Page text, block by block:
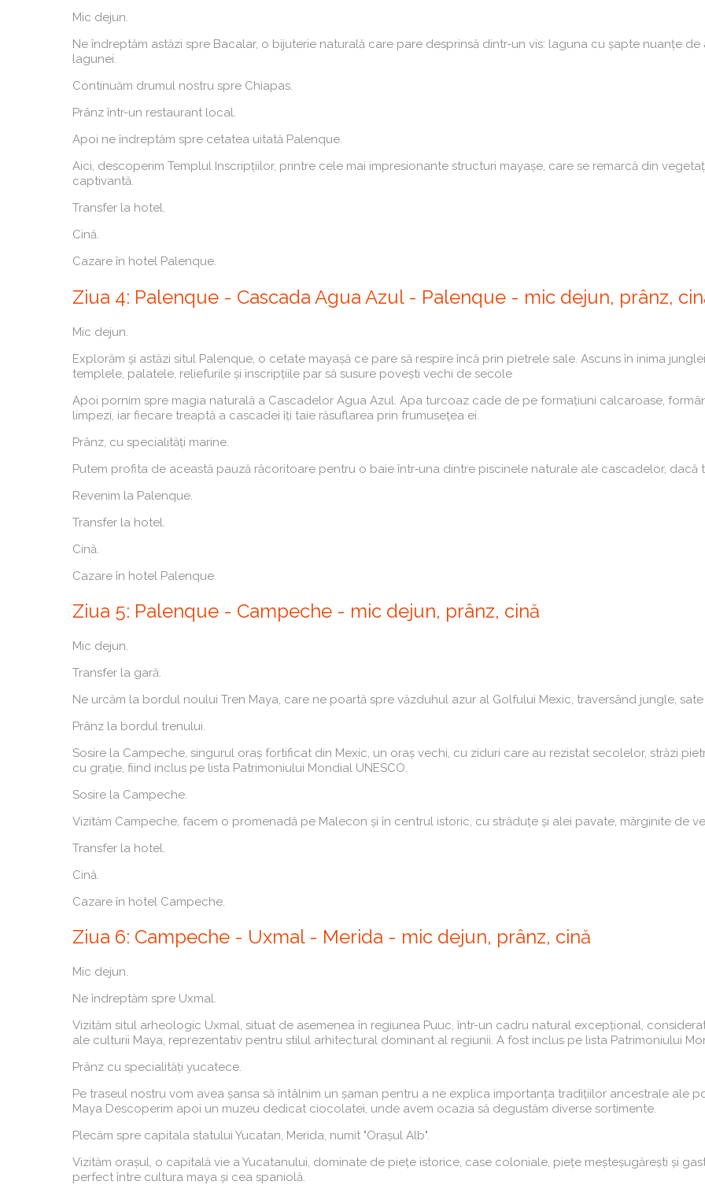
Mic dejun.
Ne îndreptăm astăzi spre Bacalar, o bijuterie naturală care pare desprinsă dintr-un vis: laguna cu șapte nuanțe
lagunei.
Continuăm drumul nostru spre Chiapas.
Prânz într-un restaurant local.
Apoi ne îndreptăm spre cetatea uitată Palenque.
Aici, descoperim Templul Inscripțiilor, printre cele mai impresionante structuri mayașe, care se remarcă din
captivantă.
Transfer la hotel.
Cină.
Cazare în hotel Palenque.
Ziua 4: Palenque - Cascada Agua Azul - Palenque - mic dejun, prânz,
Mic dejun.
Explorăm și astăzi situl Palenque, o cetate mayașă ce pare să respire încă prin pietrele sale. Ascuns în inima
templele, palatele, reliefurile și inscripțiile par să susure povești vechi de secole
Apoi pornim spre magia naturală a Cascadelor Agua Azul. Apa turcoaz cade de pe formațiuni calcaroase,
limpezi, iar fiecare treaptă a cascadei îți taie răsuflarea prin frumusețea ei.
Prânz, cu specialități marine.
Putem profita de această pauză răcoritoare pentru o baie într‑una dintre piscinele naturale ale cascadelor, dacă
Revenim la Palenque.
Transfer la hotel.
Cină.
Cazare în hotel Palenque.
Ziua 5: Palenque - Campeche - mic dejun, prânz, cină
Mic dejun.
Transfer la gară.
Ne urcăm la bordul noului Tren Maya, care ne poartă spre văzduhul azur al Golfului Mexic, traversând jungle,
Prânz la bordul trenului.
Sosire la Campeche, singurul oraș fortificat din Mexic, un oraș vechi, cu ziduri care au rezistat secolelor, străzi
cu grație, fiind inclus pe lista Patrimoniului Mondial UNESCO.
Sosire la Campeche.
Vizităm Campeche, facem o promenadă pe Malecon și în centrul istoric, cu străduțe și alei pavate, mărginite de
Transfer la hotel.
Cină.
Cazare în hotel Campeche.
Ziua 6: Campeche - Uxmal - Merida - mic dejun, prânz, cină
Mic dejun.
Ne îndreptăm spre Uxmal.
Vizităm situl arheologic Uxmal, situat de asemenea în regiunea Puuc, într-un cadru natural excepțional,
ale culturii Maya, reprezentativ pentru stilul arhitectural dominant al regiunii. A fost inclus pe lista Patrimoniului
Prânz cu specialități yucatece.
Pe traseul nostru vom avea șansa să întâlnim un șaman pentru a ne explica importanța tradițiilor ancestrale ale
Maya Descoperim apoi un muzeu dedicat ciocolatei, unde avem ocazia să degustăm diverse sortimente.
Plecăm spre capitala statului Yucatan, Merida, numit "Orașul Alb".
Vizităm orașul, o capitală vie a Yucatanului, dominate de piețe istorice, case coloniale, piețe meșteșugărești și
perfect între cultura maya și cea spaniolă.